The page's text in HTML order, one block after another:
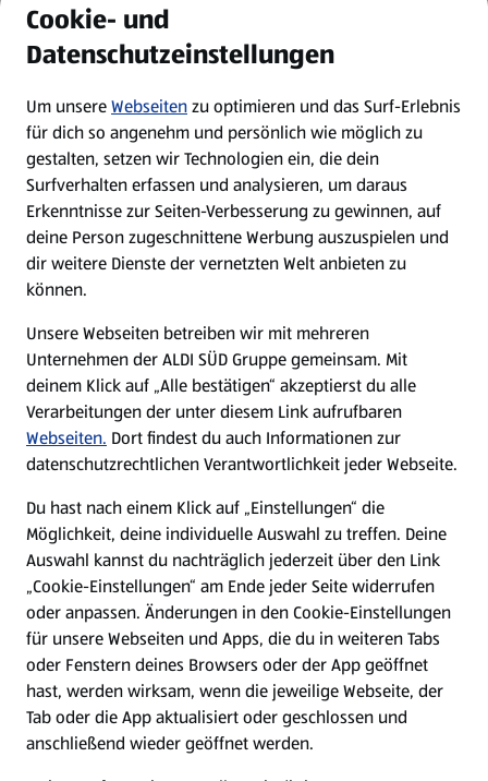
Newsletter
WhatsApp
Über ALDI SÜD
Filialen
Nachhaltigkeit
Karriere
Presse
Hilfe & Kontakt
(öffnet in einem neuen Tab)
Unternehmen
Folge uns hier:
Cookie- und
Datenschutzeinstellungen
Um unsereWebseitenzu optimieren und das Surf-Erlebnis
für dich so angenehm und persönlich wie möglich zu
gestalten, setzen wir Technologien ein, die dein
Surfverhalten erfassen und analysieren, um daraus
Erkenntnisse zur Seiten-Verbesserung zu gewinnen, auf
deine Person zugeschnittene Werbung auszuspielen und
dir weitere Dienste der vernetzten Welt anbieten zu
können.
Unsere Webseiten betreiben wir mit mehreren
Unternehmen der ALDI SÜD Gruppe gemeinsam. Mit
deinem Klick auf „Alle bestätigen“ akzeptierst du alle
Verarbeitungen der unter diesem Link aufrufbaren
Webseiten. Dort findest du auch Informationen zur
datenschutzrechtlichen Verantwortlichkeit jeder Webseite.
Du hast nach einem Klick auf „Einstellungen“ die
Möglichkeit, deine individuelle Auswahl zu treffen. Deine
Auswahl kannst du nachträglich jederzeit über den Link
„Cookie-Einstellungen“ am Ende jeder Seite widerrufen
oder anpassen. Änderungen in den Cookie-Einstellungen
für unsere Webseiten und Apps, die du in weiteren Tabs
oder Fenstern deines Browsers oder der App geöffnet
hast, werden wirksam, wenn die jeweilige Webseite, der
Tab oder die App aktualisiert oder geschlossen und
anschließend wieder geöffnet werden.